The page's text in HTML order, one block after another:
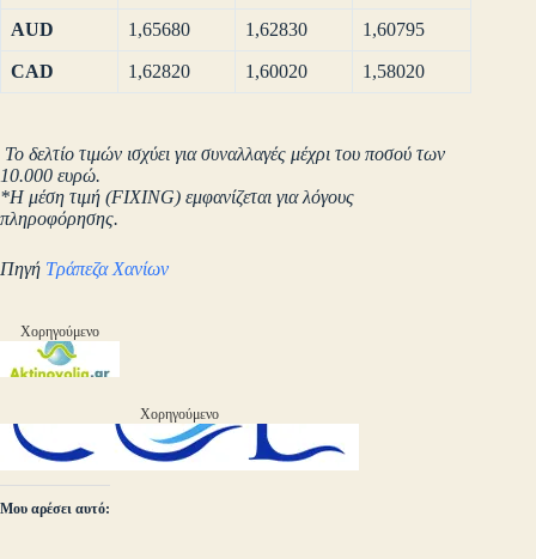
AUD 1,65680 1,62830 1,60795
CAD 1,62820 1,60020 1,58020
Το δελτίο τιμών ισχύει για συναλλαγές μέχρι του ποσού των
10.000 ευρώ.
*Η μέση τιμή (FIXING) εμφανίζεται για λόγους
πληροφόρησης.
Πηγή Τράπεζα Χανίων
Χορηγούμενο
Χορηγούμενο
Μου αρέσει αυτό: